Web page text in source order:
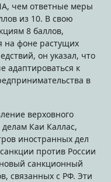
чем ответные меры
из 10. В свою
8 баллов,
на фоне растущих
он указал, что
адаптироваться к
в
верховного
Каи Каллас,
иностранных дел
против России
санкционный
связанных с РФ. Эти